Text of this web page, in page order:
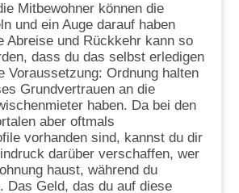
Mitbewohner können die
und ein Auge darauf haben
Abreise und Rückkehr kann so
dass du das selbst erledigen
Voraussetzung: Ordnung halten
Grundvertrauen an die
haben. Da bei den
aber oftmals
vorhanden sind, kannst du dir
darüber verschaffen, wer
haust, während du
Das Geld, das du auf diese